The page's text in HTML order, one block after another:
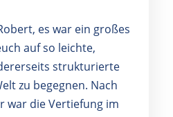
es war ein großes
auf so leichte,
strukturierte
zu begegnen. Nach
war die Vertiefung im